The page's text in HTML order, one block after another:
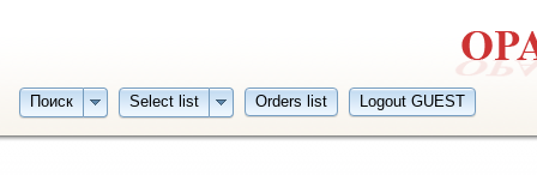
Поиск Select list Orders list Logout GUEST